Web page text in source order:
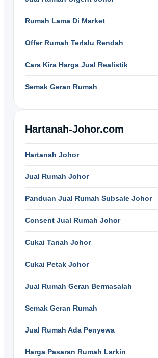
Rumah Lama Di Market
Offer Rumah Terlalu Rendah
Cara Kira Harga Jual Realistik
Semak Geran Rumah
Hartanah-Johor.com
Hartanah Johor
Jual Rumah Johor
Panduan Jual Rumah Subsale Johor
Consent Jual Rumah Johor
Cukai Tanah Johor
Cukai Petak Johor
Jual Rumah Geran Bermasalah
Semak Geran Rumah
Jual Rumah Ada Penyewa
Harga Pasaran Rumah Larkin